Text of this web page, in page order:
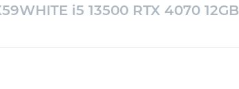
i5 13500 RTX 4070 12GB